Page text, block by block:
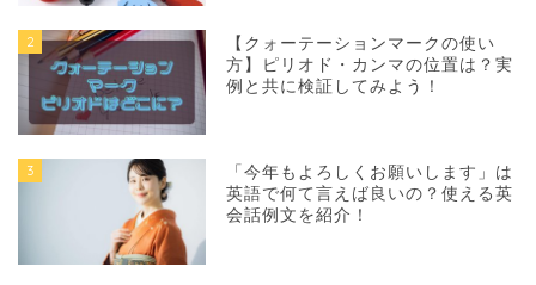
2
【クォーテーションマークの使い
方】ピリオド・カンマの位置は？実
例と共に検証してみよう！
3
「今年もよろしくお願いします」は
英語で何て言えば良いの？使える英
会話例文を紹介！